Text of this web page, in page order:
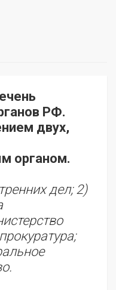
РФ.
двух,
органом.
дел; 2)